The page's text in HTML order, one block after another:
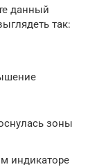
данный
так:
зоны
индикаторе